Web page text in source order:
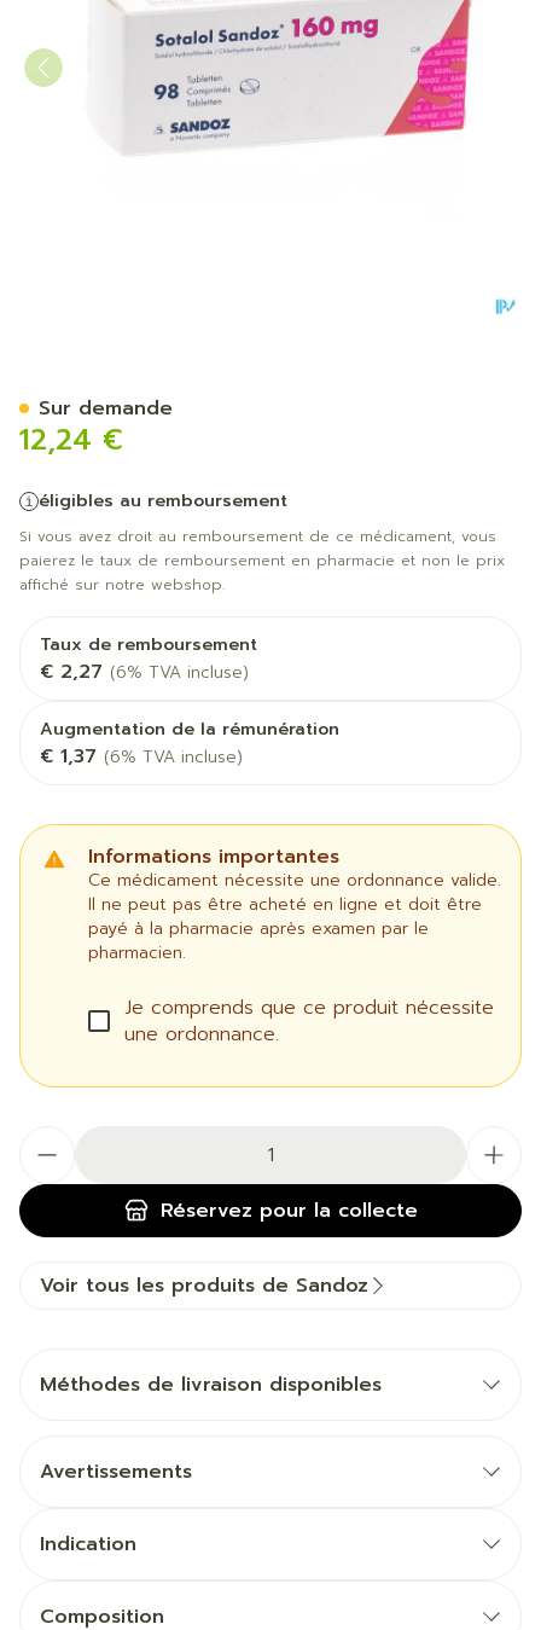
12,24 €
éligibles au remboursement
Si vous avez droit au remboursement de ce médicament, vous
paierez le taux de remboursement en pharmacie et non le prix
affiché sur notre webshop.
Taux de remboursement
€ 2,27 (6% TVA incluse)
Augmentation de la rémunération
€ 1,37 (6% TVA incluse)
Informations importantes
Ce médicament nécessite une ordonnance valide.
Il ne peut pas être acheté en ligne et doit être
payé à la pharmacie après examen par le
pharmacien.
Je comprends que ce produit nécessite
une ordonnance.
Réservez pour la collecte
Sur demande
Voir tous les produits de Sandoz
Méthodes de livraison disponibles
Avertissements
Indication
Composition